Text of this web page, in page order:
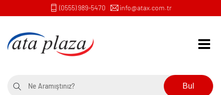
(0555) 989-5470 info@atax.com.tr
Bul